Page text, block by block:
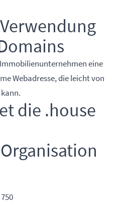
eine
Webadresse, die leicht von
die .house